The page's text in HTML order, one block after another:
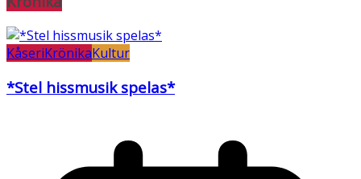
KåseriKrönikaKultur
*Stel hissmusik spelas*